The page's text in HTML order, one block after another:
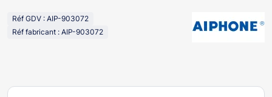
Réf GDV : AIP-903072
Réf fabricant : AIP-903072